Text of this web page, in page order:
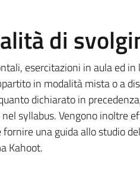
di
esercitazioni in aula ed
in modalità mista o a
dichiarato in
syllabus. Vengono inoltre
una guida allo studio
Kahoot.